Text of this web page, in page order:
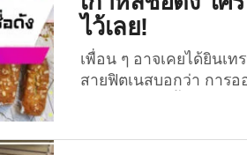
สร้างสรรค์มื้ออาหารให้
เริ่มโพสต์ผลงานต่าง ๆ
รับการตอบรับเป็นอย่างดี
ไว้เลย!
เพื่อน ๆ อาจเคยได้ยินเท
สายฟิตเนสบอกว่า การ
จาก “การกิน” มากถึงร้อ